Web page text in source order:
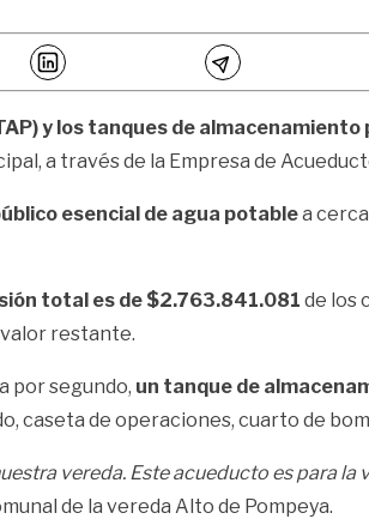
y los tanques de
a través de la Empresa de
esencial de agua potablea
total es de $2.763.841.081 de los
valor restante.
por segundo, un tanque de
caseta de operaciones, cuarto de
vereda. Este acueducto es para
de la vereda Alto de Pompeya.